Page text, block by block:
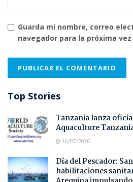
Guarda mi nombre, correo
navegador para la próxima
Top Stories
Tanzania lanza
Aquaculture
16/07/2026
Día del Pescador:
habilitaciones